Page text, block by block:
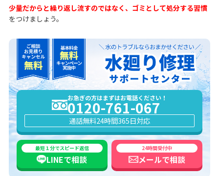
少量だからと繰り返し流すのではなく、ゴミとして処分する習慣
をつけましょう。
お急ぎの方はまずはお電話ください！
0120-761-067
通話無料24時間365日対応
最短１分でスピード返信
LINEで相談
24時間受付中
メールで相談